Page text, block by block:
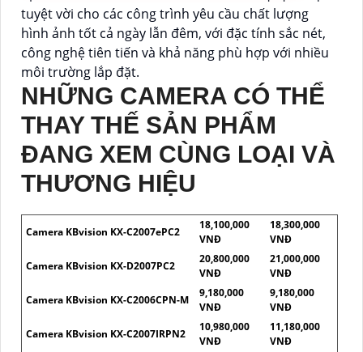
tuyệt vời cho các công trình yêu cầu chất lượng
hình ảnh tốt cả ngày lẫn đêm, với đặc tính sắc nét,
công nghệ tiên tiến và khả năng phù hợp với nhiều
môi trường lắp đặt.
NHỮNG CAMERA CÓ THỂ
THAY THẾ SẢN PHẨM
ĐANG XEM CÙNG LOẠI VÀ
THƯƠNG HIỆU
Camera KBvision KX-C2007ePC2
18,100,000
VNĐ
18,300,000
VNĐ
Camera KBvision KX-D2007PC2
20,800,000
VNĐ
21,000,000
VNĐ
Camera KBvision KX-C2006CPN-M
9,180,000
VNĐ
9,180,000
VNĐ
Camera KBvision KX-C2007IRPN2
10,980,000
VNĐ
11,180,000
VNĐ